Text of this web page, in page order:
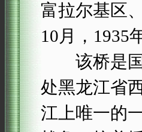
富拉尔基区
10月，1935
该桥是国
处黑龙江省
江上唯一的